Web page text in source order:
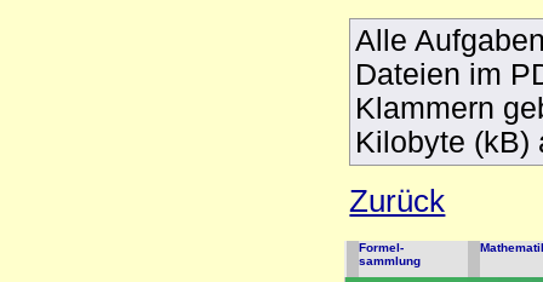
Alle
Dateien im
Klammern
Kilobyte (kB)
Zurück
Formel-
sammlung